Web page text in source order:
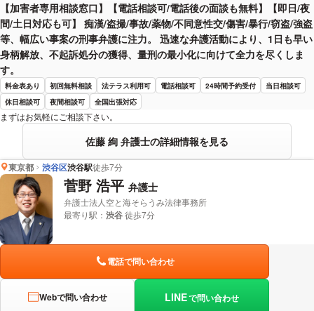
【加害者専用相談窓口】【電話相談可/電話後の面談も無料】【即日/夜
間/土日対応も可】 痴漢/盗撮/事故/薬物/不同意性交/傷害/暴行/窃盗/強盗
等、幅広い事案の刑事弁護に注力。 迅速な弁護活動により、1日も早い
身柄解放、不起訴処分の獲得、量刑の最小化に向けて全力を尽くしま
す。
料金表あり 初回無料相談 法テラス利用可 電話相談可 24時間予約受付
当日相談可
休日相談可
夜間相談可 全国出張対応
まずはお気軽にご相談下さい。
佐藤 絢 弁護士の詳細情報を見る
東京都 渋谷区渋谷駅徒歩7分
菅野 浩平 弁護士
弁護士法人空と海そらうみ法律事務所
最寄り駅： 渋谷徒歩7分
電話で問い合わせ
Webで問い合わせ LINEで問い合わせ